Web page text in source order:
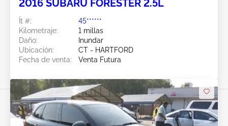
2016 SUBARU FORESTER 2.5L
Ít #:
45******
Kilometraje:
1 millas
Daño:
Inundar
Ubicación:
CT - HARTFORD
Fecha de venta:
Venta Futura